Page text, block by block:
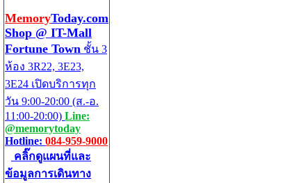
MemoryToday.com
Shop @ IT-Mall
Fortune Town ชั้น 3
ห้อง 3R22, 3E23,
3E24 เปิดบริการทุก
วัน 9:00-20:00 (ส.-อ.
11:00-20:00) Line:
@memorytoday
Hotline: 084-959-9000
คลิ๊กดูแผนที่และ
ข้อมูลการเดินทาง